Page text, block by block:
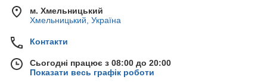
м. Хмельницький
Хмельницький, Україна
Контакти
Сьогодні працює з 08:00 до 20:00
Показати весь графік роботи